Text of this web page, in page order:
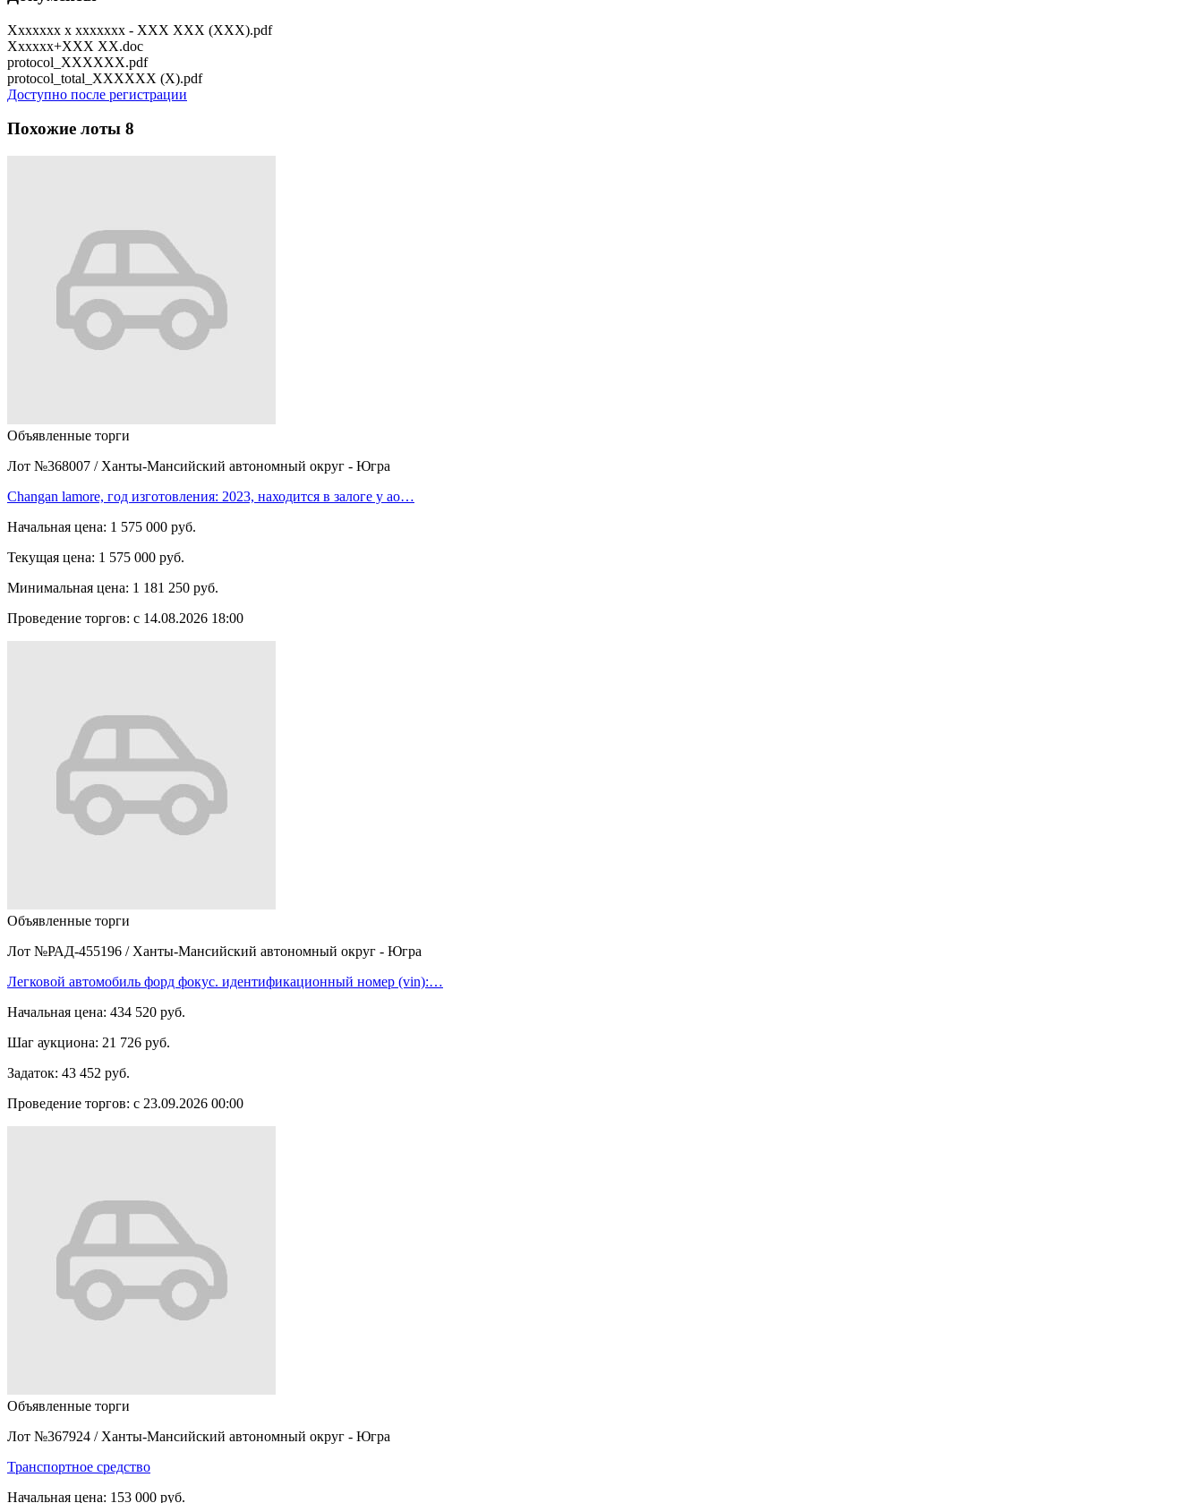
Xxxxxxx x xxxxxxx - XXX XXX (XXX).pdf
Xxxxxx+XXX XX.doc
protocol_XXXXXX.pdf
protocol_total_XXXXXX (X).pdf
Доступно после регистрации
Похожие лоты 8
Объявленные торги
Лот №368007 / Ханты-Мансийский автономный округ - Югра
Changan lamore, год изготовления: 2023, находится в залоге у ао…
Начальная цена: 1 575 000 руб.
Текущая цена: 1 575 000 руб.
Минимальная цена: 1 181 250 руб.
Проведение торгов: с 14.08.2026 18:00
Объявленные торги
Лот №РАД-455196 / Ханты-Мансийский автономный округ - Югра
Легковой автомобиль форд фокус. идентификационный номер (vin):…
Начальная цена: 434 520 руб.
Шаг аукциона: 21 726 руб.
Задаток: 43 452 руб.
Проведение торгов: с 23.09.2026 00:00
Объявленные торги
Лот №367924 / Ханты-Мансийский автономный округ - Югра
Транспортное средство
Начальная цена: 153 000 руб.